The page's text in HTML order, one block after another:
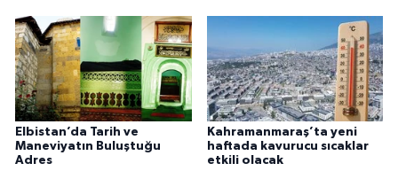
Elbistan’da Tarih ve
Maneviyatın Buluştuğu
Adres
Kahramanmaraş’ta yeni
haftada kavurucu sıcaklar
etkili olacak